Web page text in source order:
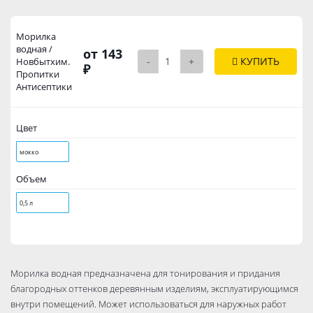
Морилка
водная /
Новбытхим.
Пропитки
Антисептики
от 143
₽
- + КУПИТЬ
Цвет
мокко
Объем
0,5 л
Морилка водная предназначена для тонирования и придания
благородных оттенков деревянным изделиям, эксплуатирующимся
внутри помещений. Может использоваться для наружных работ